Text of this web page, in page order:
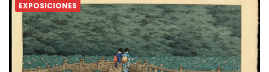
EXPOSICIONES